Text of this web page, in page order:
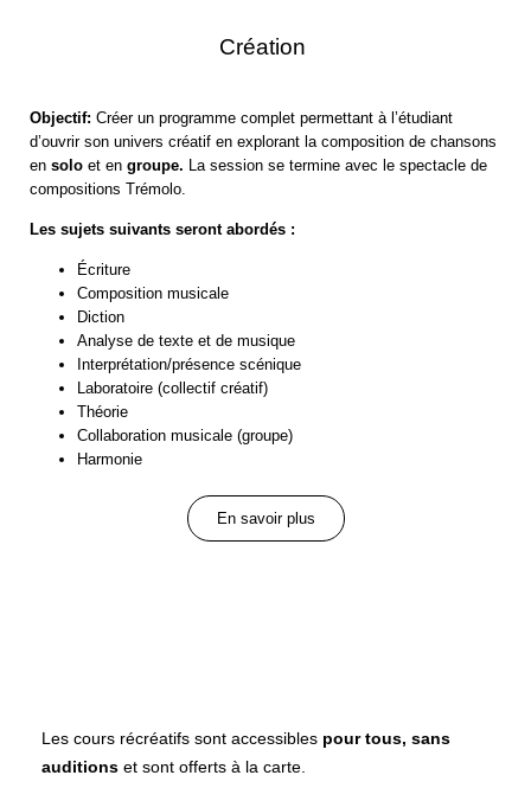
Création
Objectif: Créer un programme complet permettant à l’étudiant
d’ouvrir son univers créatif en explorant la composition de chansons
en solo et en groupe. La session se termine avec le spectacle de
compositions Trémolo.
Les sujets suivants seront abordés :
Écriture
Composition musicale
Diction
Analyse de texte et de musique
Interprétation/présence scénique
Laboratoire (collectif créatif)
Théorie
Collaboration musicale (groupe)
Harmonie
En savoir plus
Les cours récréatifs sont accessibles pour tous, sans
auditions et sont offerts à la carte.